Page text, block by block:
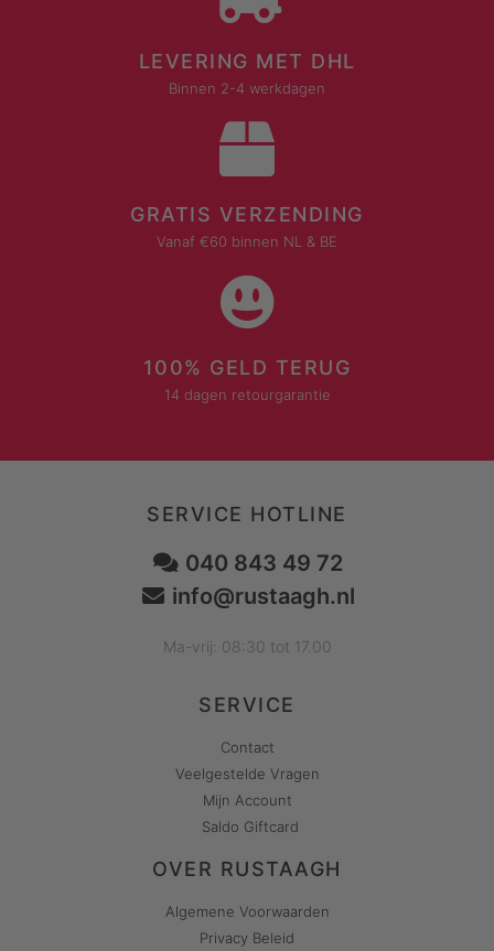
LEVERING MET DHL
Binnen 2-4 werkdagen
GRATIS VERZENDING
Vanaf €60 binnen NL & BE
100% GELD TERUG
14 dagen retourgarantie
SERVICE HOTLINE
040 843 49 72
info@rustaagh.nl
Ma-vrij: 08:30 tot 17.00
SERVICE
Contact
Veelgestelde Vragen
Mijn Account
Saldo Giftcard
OVER RUSTAAGH
Algemene Voorwaarden
Privacy Beleid